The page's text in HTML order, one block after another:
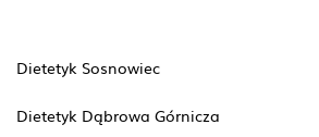
Dietetyk Sosnowiec
Dietetyk Dąbrowa Górnicza